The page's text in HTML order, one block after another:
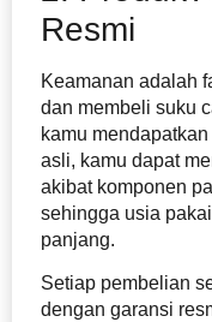
Resmi
Keamanan adalah
dan membeli suku
kamu
asli, kamu dapat
akibat komponen
sehingga usia
panjang.
Setiap pembelian
dengan garansi